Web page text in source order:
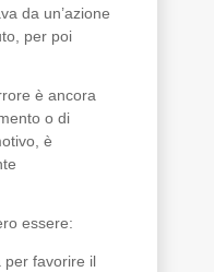
da un’azione
per poi
è ancora
o di
è
essere:
per favorire il